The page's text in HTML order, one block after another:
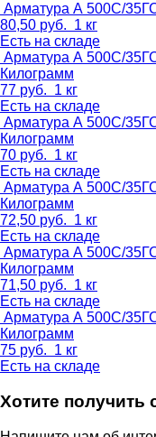
Арматура А 500С/
80,50 руб. 1 кг
Есть на складе
Арматура А 500С/
Килограмм
77 руб. 1 кг
Есть на складе
Арматура А 500С/
Килограмм
70 руб. 1 кг
Есть на складе
Арматура А 500С/
Килограмм
72,50 руб. 1 кг
Есть на складе
Арматура А 500С/
Килограмм
71,50 руб. 1 кг
Есть на складе
Арматура А 500С/
Килограмм
75 руб. 1 кг
Есть на складе
Хотите получить